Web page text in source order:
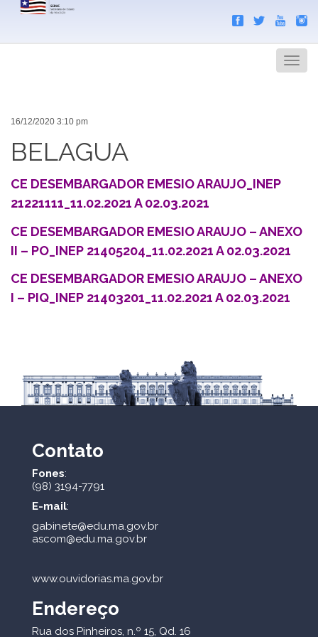
Menu
16/12/2020 3:10 pm
BELAGUA
CE DESEMBARGADOR EMESIO ARAUJO_INEP
21221111_11.02.2021 A 02.03.2021
CE DESEMBARGADOR EMESIO ARAUJO – ANEXO
II – PO_INEP 21405204_11.02.2021 A 02.03.2021
CE DESEMBARGADOR EMESIO ARAUJO – ANEXO
I – PIQ_INEP 21403201_11.02.2021 A 02.03.2021
Contato
Fones:
(98) 3194-7791
E-mail:
gabinete@edu.ma.gov.br
ascom@edu.ma.gov.br
www.ouvidorias.ma.gov.br
Endereço
Rua dos Pinheiros, n.º 15, Qd. 16